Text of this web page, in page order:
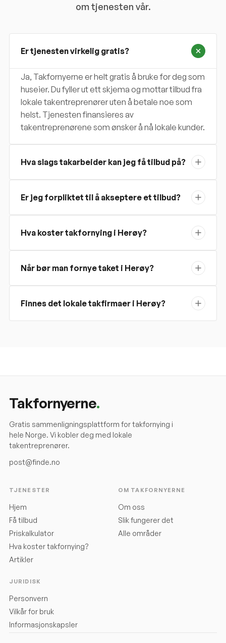
om tjenesten vår.
Er tjenesten virkelig gratis?
Ja, Takfornyerne er helt gratis å bruke for deg som
huseier. Du fyller ut ett skjema og mottar tilbud fra
lokale takentreprenører uten å betale noe som
helst. Tjenesten finansieres av
takentreprenørene som ønsker å nå lokale kunder.
Hva slags takarbeider kan jeg få tilbud på?
Er jeg forpliktet til å akseptere et tilbud?
Hva koster takfornying i Herøy?
Når bør man fornye taket i Herøy?
Finnes det lokale takfirmaer i Herøy?
Takfornyerne.
Gratis sammenligningsplattform for takfornying i
hele Norge. Vi kobler deg med lokale
takentreprenører.
post@finde.no
TJENESTER
Hjem
Få tilbud
Priskalkulator
Hva koster takfornying?
Artikler
OM TAKFORNYERNE
Om oss
Slik fungerer det
Alle områder
JURIDISK
Personvern
Vilkår for bruk
Informasjonskapsler